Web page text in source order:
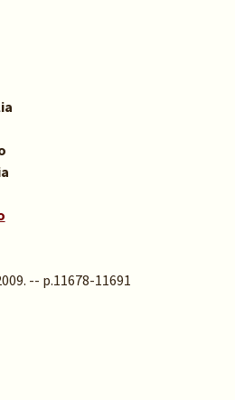
-- p.11678-11691